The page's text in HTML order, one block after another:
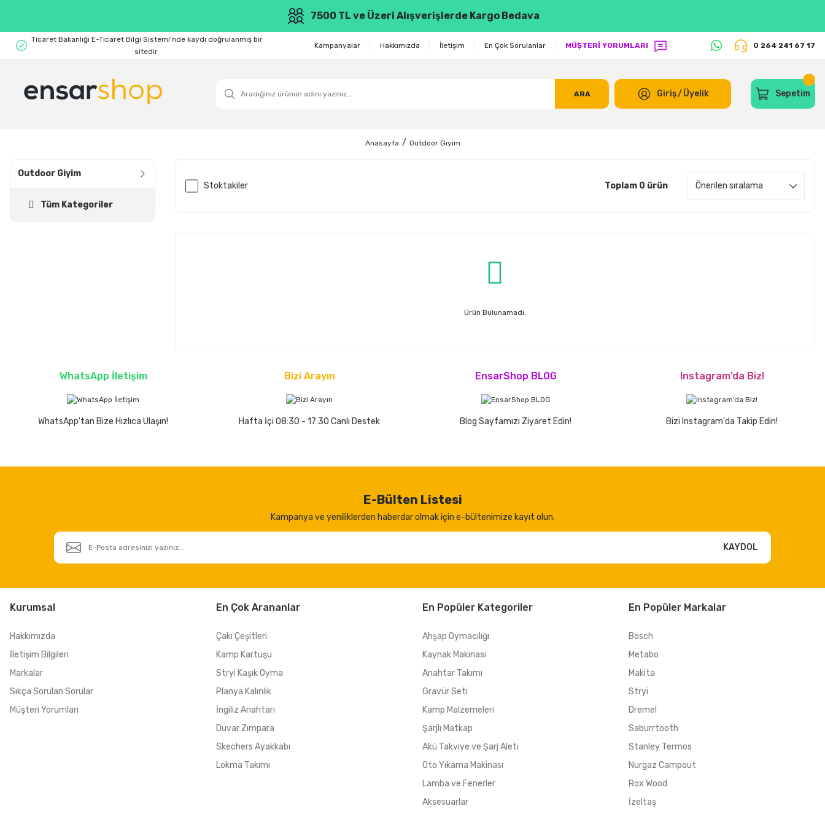
7500 TL ve Üzeri Alışverişlerde Kargo Bedava
Ticaret Bakanlığı E-Ticaret Bilgi Sistemi'nde kaydı doğrulanmış bir
sitedir.
Kampanyalar Hakkımızda İletişim En Çok Sorulanlar MÜŞTERİ YORUMLARI 0 264 241 67 17
ARA Giriş/Üyelik Sepetim
Anasayfa Outdoor Giyim
Outdoor Giyim
Tüm Kategoriler
Stoktakiler Toplam 0 ürün
Ürün Bulunamadı.
WhatsApp İletişim
WhatsApp'tan Bize Hızlıca Ulaşın!
Bizi Arayın
Hafta İçi 08:30 - 17:30 Canlı Destek
EnsarShop BLOG
Blog Sayfamızı Ziyaret Edin!
Instagram’da Biz!
Bizi Instagram'da Takip Edin!
E-Bülten Listesi
Kampanya ve yeniliklerden haberdar olmak için e-bültenimize kayıt olun.
KAYDOL
Kurumsal
Hakkımızda
İletişim Bilgileri
Markalar
Sıkça Sorulan Sorular
Müşteri Yorumları
En Çok Arananlar
Çakı Çeşitleri
Kamp Kartuşu
Stryi Kaşık Oyma
Planya Kalınlık
İngiliz Anahtarı
Duvar Zımpara
Skechers Ayakkabı
Lokma Takımı
En Popüler Kategoriler
Ahşap Oymacılığı
Kaynak Makinası
Anahtar Takımı
Gravür Seti
Kamp Malzemeleri
Şarjlı Matkap
Akü Takviye ve Şarj Aleti
Oto Yıkama Makinası
Lamba ve Fenerler
Aksesuarlar
En Popüler Markalar
Bosch
Metabo
Makita
Stryi
Dremel
Saburrtooth
Stanley Termos
Nurgaz Campout
Rox Wood
İzeltaş